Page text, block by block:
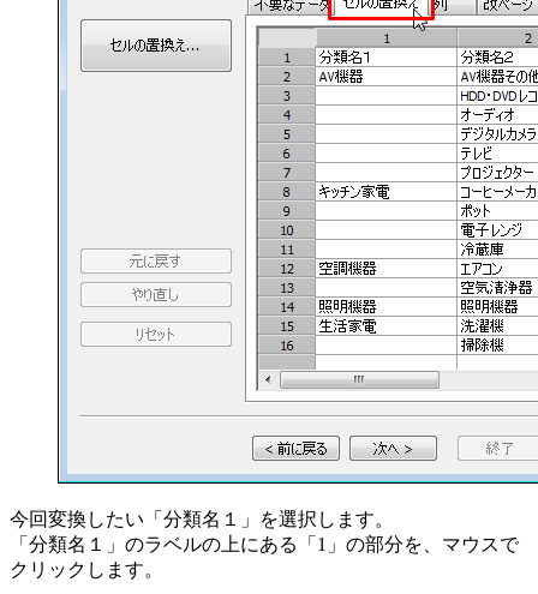
今回変換したい「分類名１」を選択します。
「分類名１」のラベルの上にある「1」の部分を、マウスで
クリックします。